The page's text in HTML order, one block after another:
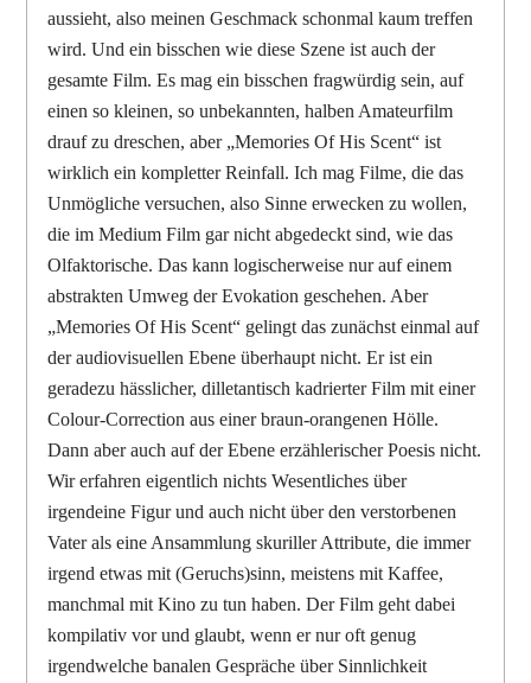
aussieht, also meinen Geschmack schonmal kaum treffen
wird. Und ein bisschen wie diese Szene ist auch der
gesamte Film. Es mag ein bisschen fragwürdig sein, auf
einen so kleinen, so unbekannten, halben Amateurfilm
drauf zu dreschen, aber „Memories Of His Scent“ ist
wirklich ein kompletter Reinfall. Ich mag Filme, die das
Unmögliche versuchen, also Sinne erwecken zu wollen,
die im Medium Film gar nicht abgedeckt sind, wie das
Olfaktorische. Das kann logischerweise nur auf einem
abstrakten Umweg der Evokation geschehen. Aber
„Memories Of His Scent“ gelingt das zunächst einmal auf
der audiovisuellen Ebene überhaupt nicht. Er ist ein
geradezu hässlicher, dilletantisch kadrierter Film mit einer
Colour-Correction aus einer braun-orangenen Hölle.
Dann aber auch auf der Ebene erzählerischer Poesis nicht.
Wir erfahren eigentlich nichts Wesentliches über
irgendeine Figur und auch nicht über den verstorbenen
Vater als eine Ansammlung skuriller Attribute, die immer
irgend etwas mit (Geruchs)sinn, meistens mit Kaffee,
manchmal mit Kino zu tun haben. Der Film geht dabei
kompilativ vor und glaubt, wenn er nur oft genug
irgendwelche banalen Gespräche über Sinnlichkeit